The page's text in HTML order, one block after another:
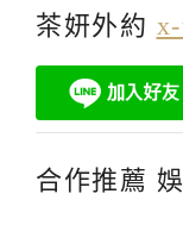
茶妍外約
合作推薦